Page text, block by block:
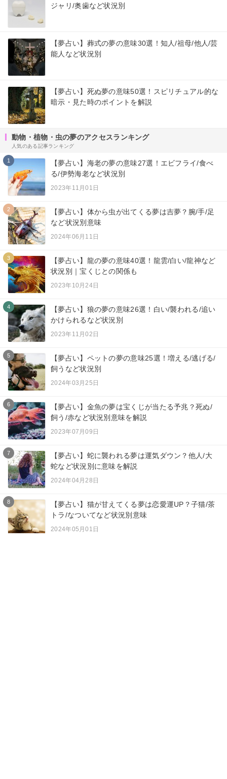
ジャリ/奥歯など状況別
【夢占い】葬式の夢の意味30選！知人/祖母/他人/芸
能人など状況別
【夢占い】死ぬ夢の意味50選！スピリチュアル的な
暗示・見た時のポイントを解説
動物・植物・虫の夢のアクセスランキング
人気のある記事ランキング
1
【夢占い】海老の夢の意味27選！エビフライ/食べ
る/伊勢海老など状況別
2023年11月01日
2
【夢占い】体から虫が出てくる夢は吉夢？腕/手/足
など状況別意味
2024年06月11日
3
【夢占い】龍の夢の意味40選！龍雲/白い/龍神など
状況別｜宝くじとの関係も
2023年10月24日
4
【夢占い】狼の夢の意味26選！白い/襲われる/追い
かけられるなど状況別
2023年11月02日
5
【夢占い】ペットの夢の意味25選！増える/逃げる/
飼うなど状況別
2024年03月25日
6
【夢占い】金魚の夢は宝くじが当たる予兆？死ぬ/
飼う/赤など状況別意味を解説
2023年07月09日
7
【夢占い】蛇に襲われる夢は運気ダウン？他人/大
蛇など状況別に意味を解説
2024年04月28日
8
【夢占い】猫が甘えてくる夢は恋愛運UP？子猫/茶
トラ/なついてなど状況別意味
2024年05月01日